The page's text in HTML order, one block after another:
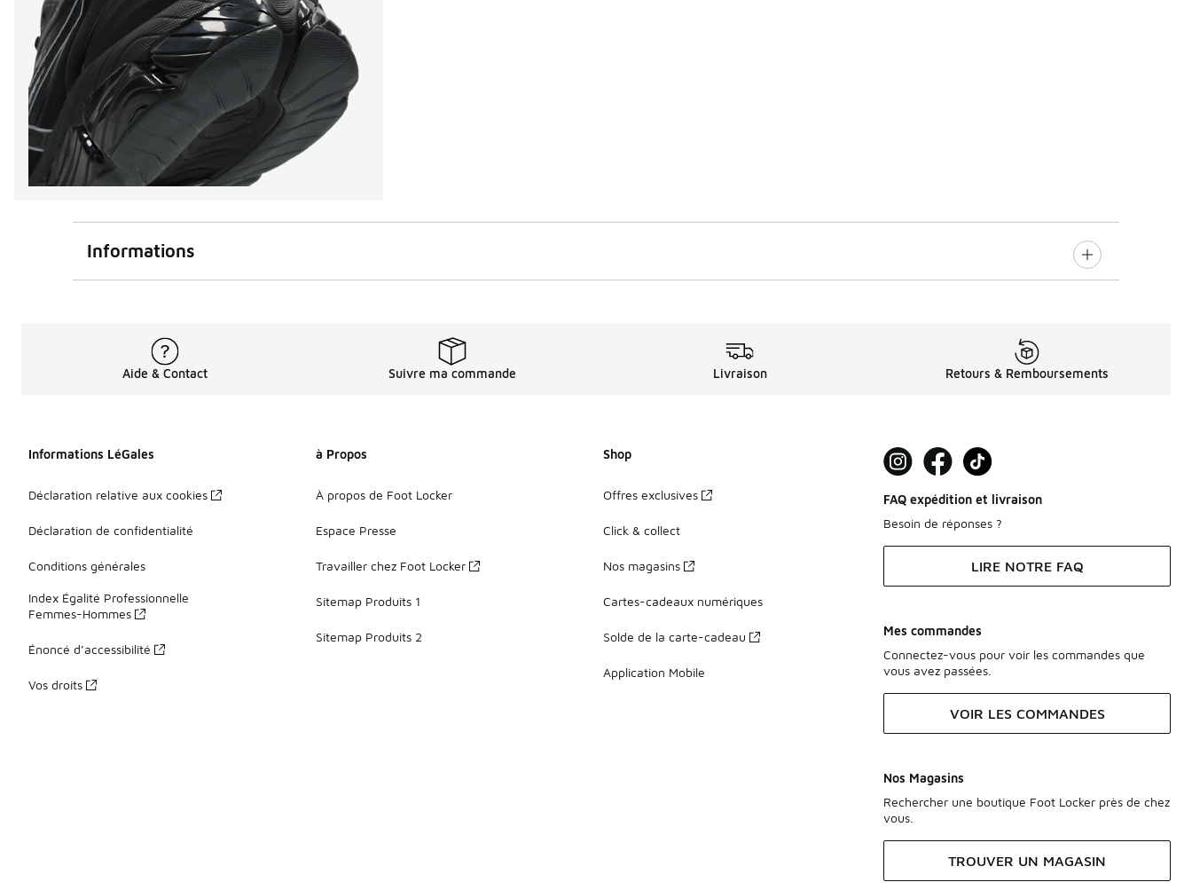
Informations
Aide & Contact Suivre ma commande Livraison Retours & Remboursements
Informations LéGales
Déclaration relative aux cookies
Déclaration de confidentialité
Conditions générales
Index Égalité Professionnelle
Femmes-Hommes
Énoncé d’accessibilité
Vos droits
à Propos
À propos de Foot Locker
Espace Presse
Travailler chez Foot Locker
Sitemap Produits 1
Sitemap Produits 2
Shop
Offres exclusives
Click & collect
Nos magasins
Cartes-cadeaux numériques
Solde de la carte-cadeau
Application Mobile
FAQ expédition et livraison
Besoin de réponses ?
LIRE NOTRE FAQ
Mes commandes
Connectez-vous pour voir les commandes que
vous avez passées.
VOIR LES COMMANDES
Nos Magasins
Rechercher une boutique Foot Locker près de chez
vous.
TROUVER UN MAGASIN